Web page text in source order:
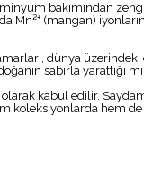
bakımından
(mangan)
dünya üzerindeki
sabırla yarattığı
kabul edilir.
hem de